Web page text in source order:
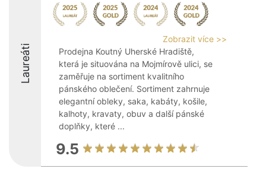
Laureáti
Zobrazit více >>
Prodejna Koutný Uherské Hradiště,
která je situována na Mojmírově ulici, se
zaměřuje na sortiment kvalitního
pánského oblečení. Sortiment zahrnuje
elegantní obleky, saka, kabáty, košile,
kalhoty, kravaty, obuv a další pánské
doplňky, které ...
9.5